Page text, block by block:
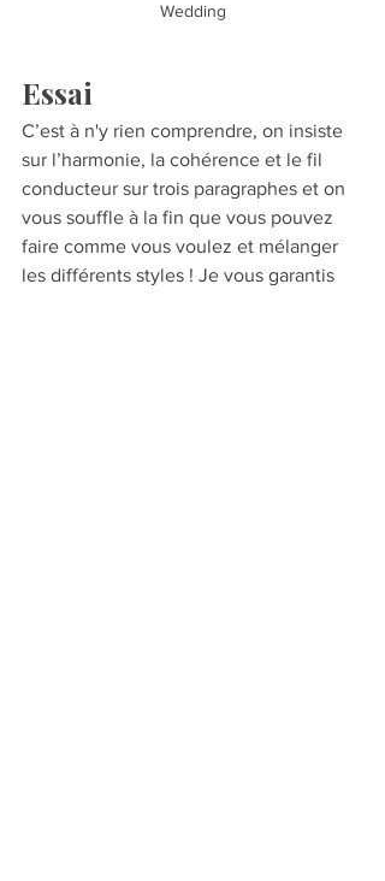
Wedding
Essai
C’est à n'y rien comprendre, on insiste
sur l’harmonie, la cohérence et le fil
conducteur sur trois paragraphes et on
vous souffle à la fin que vous pouvez
faire comme vous voulez et mélanger
les différents styles ! Je vous garantis